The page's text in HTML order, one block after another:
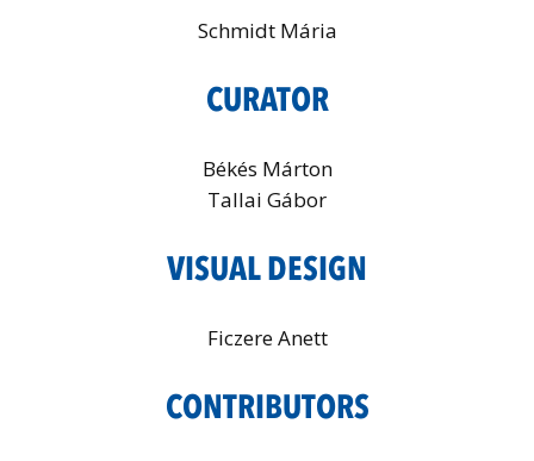
Schmidt Mária
CURATOR
Békés Márton
Tallai Gábor
VISUAL DESIGN
Ficzere Anett
CONTRIBUTORS